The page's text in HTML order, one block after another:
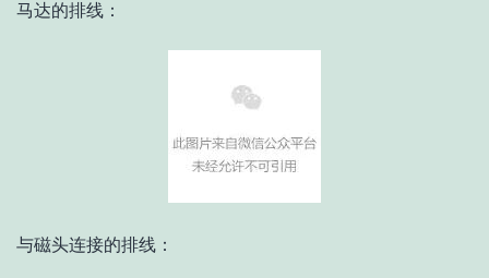
马达的排线：
与磁头连接的排线：